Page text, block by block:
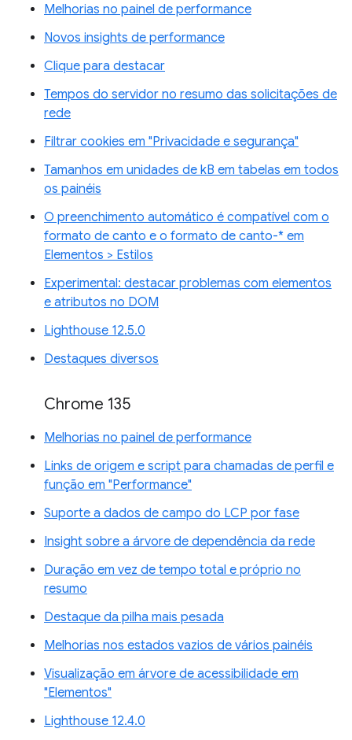
Melhorias no painel de performance
Novos insights de performance
Clique para destacar
Tempos do servidor no resumo das solicitações de
rede
Filtrar cookies em "Privacidade e segurança"
Tamanhos em unidades de kB em tabelas em todos
os painéis
O preenchimento automático é compatível com o
formato de canto e o formato de canto-* em
Elementos > Estilos
Experimental: destacar problemas com elementos
e atributos no DOM
Lighthouse 12.5.0
Destaques diversos
Chrome 135
Melhorias no painel de performance
Links de origem e script para chamadas de perfil e
função em "Performance"
Suporte a dados de campo do LCP por fase
Insight sobre a árvore de dependência da rede
Duração em vez de tempo total e próprio no
resumo
Destaque da pilha mais pesada
Melhorias nos estados vazios de vários painéis
Visualização em árvore de acessibilidade em
"Elementos"
Lighthouse 12.4.0